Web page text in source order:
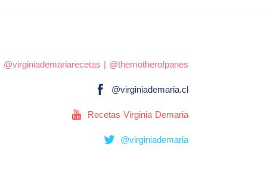
@virginiademariarecetas @themotherofpanes
@virginiademaria.cl
Recetas Virginia Demaria
@virginiademaria